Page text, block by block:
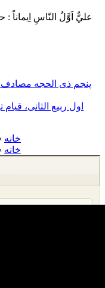
عليٌّ اَوَّلُ النّاسِ اِيماناً :
پنجم ذی الحجه مصادف
اول ربیع الثانی،
خانه
خانه